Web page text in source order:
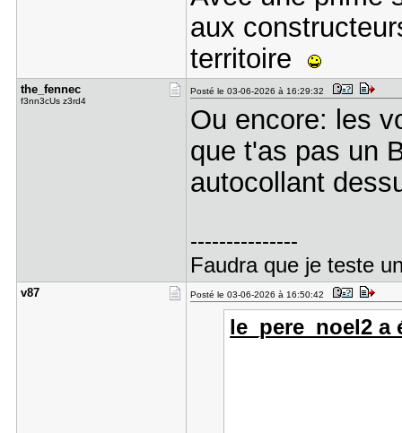
aux
territoire
the_fennec
f3nn3cUs z3rd4
Posté le 03-06-2026 à 16:29:32
Ou encore: les
que t'as pas un
autocollant
---------------
Faudra que je teste
v87 Posté le 03-06-2026 à 16:50:42
le_pere_noel2 a